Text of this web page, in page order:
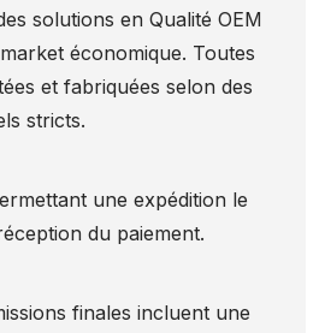
solutions en Qualité OEM
économique. Toutes
et fabriquées selon des
stricts.
une expédition le
du paiement.
finales incluent une